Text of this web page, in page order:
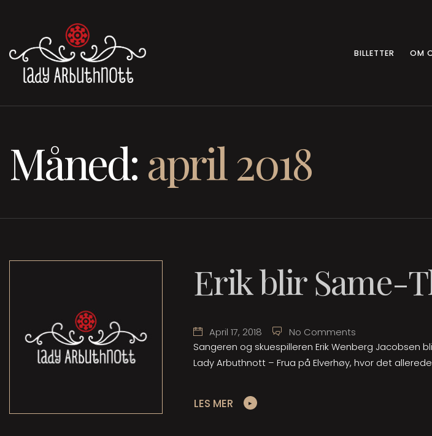
BILLETTER OM
Måned:april 2018
Erik blir Same-
April 17, 2018
No Comments
Sangeren og skuespilleren Erik Wenberg Jacobsen
Lady Arbuthnott – Frua på Elverhøy, hvor det
LES MER